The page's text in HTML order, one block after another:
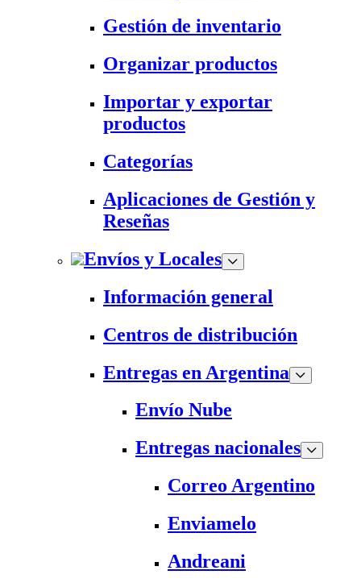
Gestión de inventario
Organizar productos
Importar y exportar
productos
Categorías
Aplicaciones de Gestión y
Reseñas
Envíos y Locales
Información general
Centros de distribución
Entregas en Argentina
Envío Nube
Entregas nacionales
Correo Argentino
Enviamelo
Andreani